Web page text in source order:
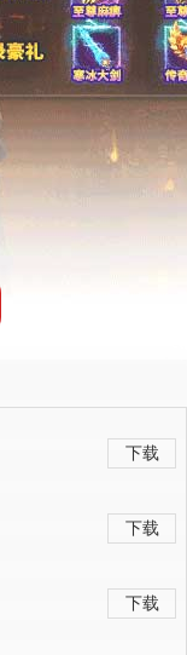
下载
下载
下载